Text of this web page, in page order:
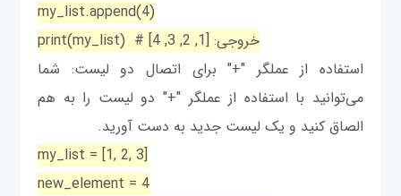
my_list.append(4)
print(my_list) # خروجی: [1, 2, 3, 4]
استفاده از عملگر "+" برای اتصال دو لیست: شما
می‌توانید با استفاده از عملگر "+" دو لیست را به هم
الصاق کنید و یک لیست جدید به دست آورید.
my_list = [1, 2, 3]
new_element = 4